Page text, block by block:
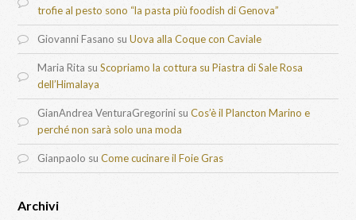
trofie al pesto sono “la pasta più foodish di Genova”
Giovanni Fasano suUova alla Coque con Caviale
Maria Rita suScopriamo la cottura su Piastra di Sale Rosa
dell’Himalaya
GianAndrea VenturaGregorini suCos’è il Plancton Marino e
perché non sarà solo una moda
Gianpaolo suCome cucinare il Foie Gras
Archivi